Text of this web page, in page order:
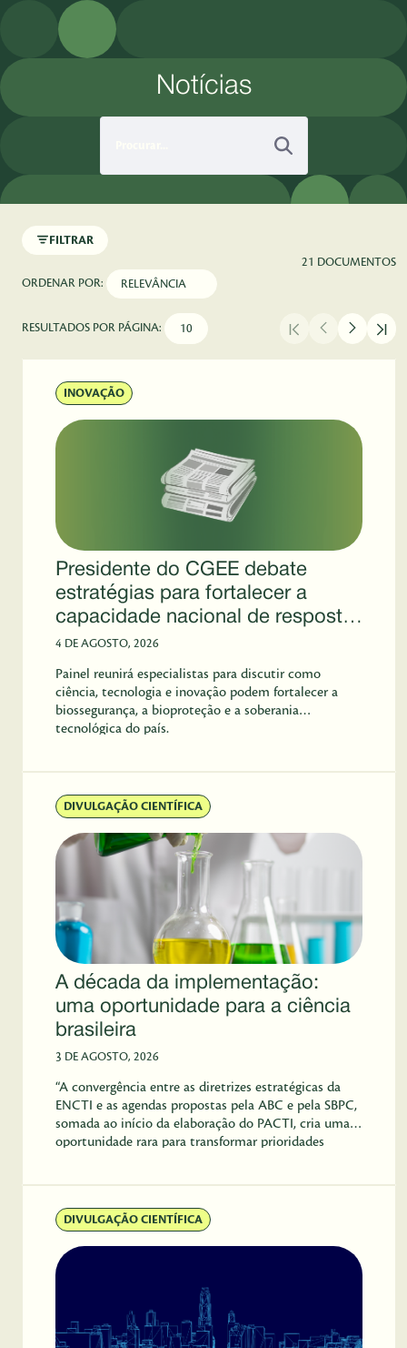
Pular para o Conteúdo principal
Notícias
FILTRAR
21 DOCUMENTOS
ORDENAR POR:
RESULTADOS POR PÁGINA:
INOVAÇÃO
Presidente do CGEE debate
estratégias para fortalecer a
capacidade nacional de resposta
a emergências biológicas no Rio
Innovation Week
4 DE AGOSTO, 2026
Painel reunirá especialistas para discutir como
ciência, tecnologia e inovação podem fortalecer a
biossegurança, a bioproteção e a soberania
tecnológica do país.
DIVULGAÇÃO CIENTÍFICA
A década da implementação:
uma oportunidade para a ciência
brasileira
3 DE AGOSTO, 2026
“A convergência entre as diretrizes estratégicas da
ENCTI e as agendas propostas pela ABC e pela SBPC,
somada ao início da elaboração do PACTI, cria uma
oportunidade rara para transformar prioridades
Estratégicos (CGEE).
DIVULGAÇÃO CIENTÍFICA